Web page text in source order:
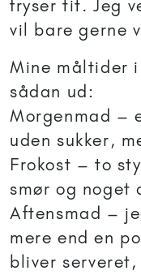
fryser tit. Jeg
vil bare gerne
Mine måltider
sådan ud:
Morgenmad –
uden sukker,
Frokost – to
smør og noget
Aftensmad –
mere end en
bliver